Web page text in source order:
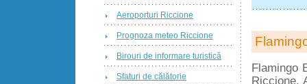
Flamingo
Riccione.
Aeroporturi Riccione
Prognoza meteo Riccione
Birouri de informare turistică
Sfaturi de călătorie